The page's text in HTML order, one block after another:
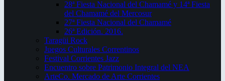
28ª Fiesta Nacional del Chamamé y 14ª Fiesta
del Chamamé del Mercosur
27ª Fiesta Nacional del Chamamé
26ª Edición. 2016.
Taragüi Rock
Juegos Culturales Correntinos
Festival Corrientes Jazz
Encuentro sobre Patrimonio Integral del NEA
ArteCo. Mercado de Arte Corrientes